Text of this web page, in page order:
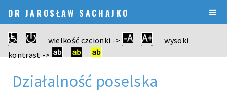
DR JAROSŁAW SACHAJKO
wielkość czcionki ->
wysoki
kontrast ->
Działalność poselska